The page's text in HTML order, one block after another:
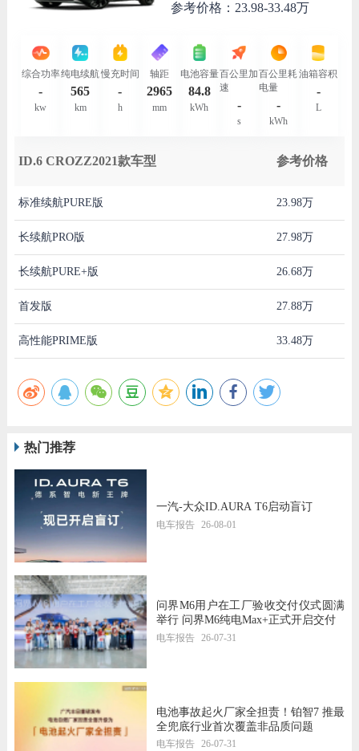
参考价格： 23.98-33.48万
综合功率
-
kw
纯电续航
565
km
慢充时间
-
h
轴距
2965
mm
电池容量
84.8
kWh
百公里加
速
-
s
百公里耗
电量
-
kWh
油箱容积
-
L
ID.6 CROZZ2021款车型 参考价格
标准续航PURE版 23.98万
长续航PRO版 27.98万
长续航PURE+版 26.68万
首发版 27.88万
高性能PRIME版 33.48万
热门推荐
一汽-大众ID.AURA T6启动盲订
电车报告 26-08-01
问界M6用户在工厂验收交付仪式圆满
举行 问界M6纯电Max+正式开启交付
电车报告 26-07-31
电池事故起火厂家全担责！铂智7 推最
全兜底行业首次覆盖非品质问题
电车报告 26-07-31